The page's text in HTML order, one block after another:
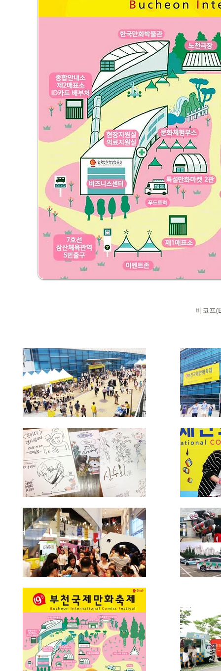
비코프